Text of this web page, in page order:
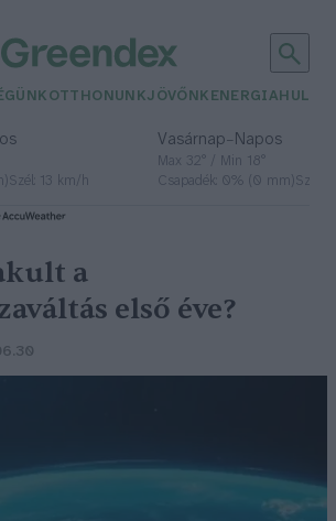
OTTHONUNKJÖVŐNK ENERGIA
Szél: 13 km/h
Vasárnap– Napos
Max 32° / Min 18°
Csapadék: 0% (0 mm)Szél:
a
első éve?